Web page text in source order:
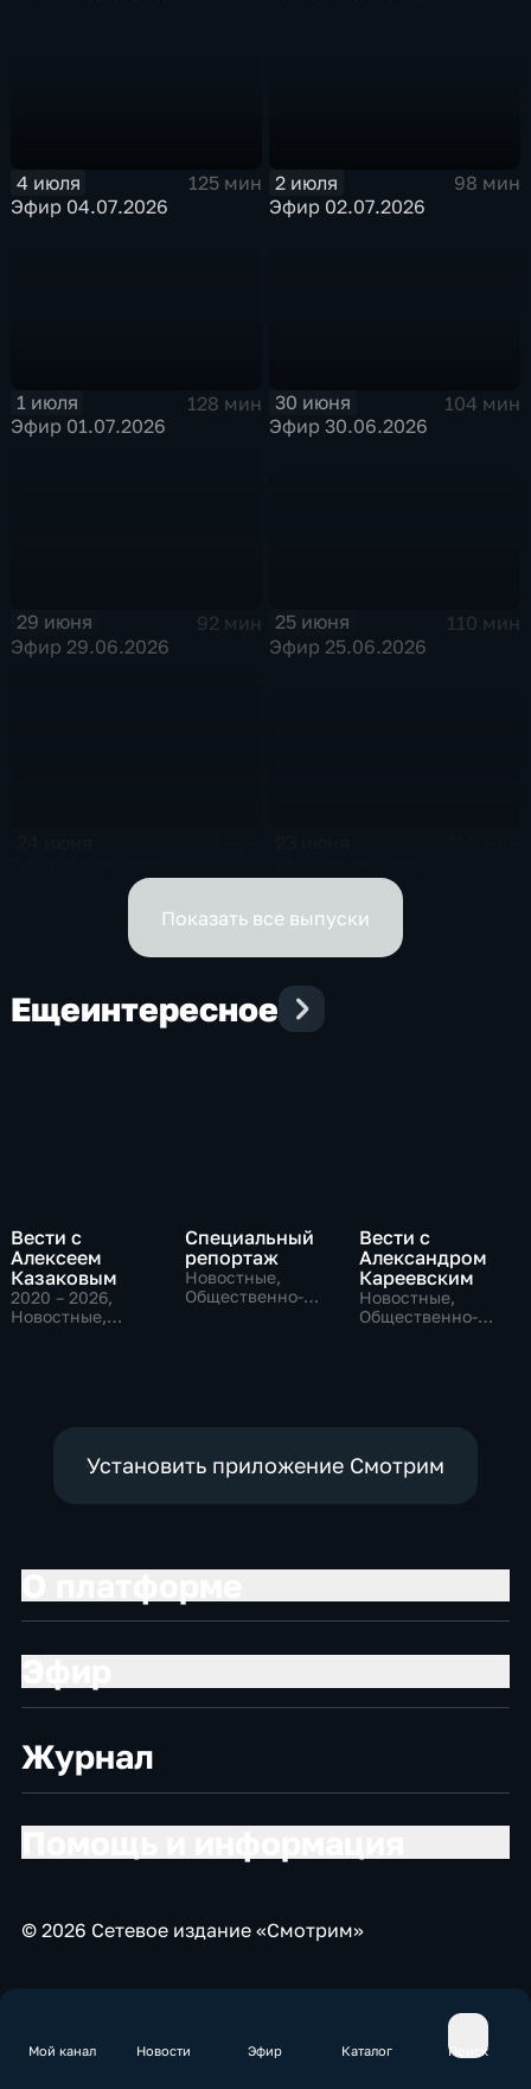
Мой канал Новости Эфир Каталог Поиск
4 июля
125 мин
Эфир 04.07.2026
2 июля
98 мин
Эфир 02.07.2026
1 июля
128 мин
Эфир 01.07.2026
30 июня
104 мин
Эфир 30.06.2026
29 июня
92 мин
Эфир 29.06.2026
25 июня
110 мин
Эфир 25.06.2026
Показать все выпуски
Ещеинтересное
Вести с
Алексеем
Казаковым
2020 – 2026,
Новостные,
Специальный
репортаж
Новостные,
Общественно-
Вести с
Александром
Кареевским
Новостные,
Общественно-
Установить приложение Смотрим
Журнал
© 2026 Сетевое издание «Смотрим»